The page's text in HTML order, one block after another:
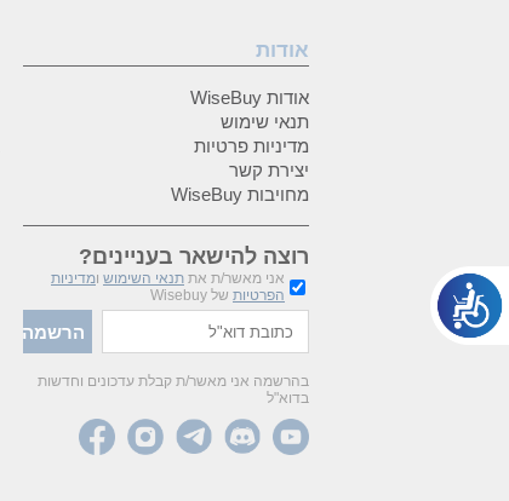
אודות
אודות WiseBuy
תנאי שימוש
מדיניות פרטיות
יצירת קשר
מחויבות WiseBuy
רוצה להישאר בעניינים?
אני מאשר/ת את תנאי השימוש ומדיניות
הפרטיות של Wisebuy
בהרשמה אני מאשר/ת קבלת עדכונים וחדשות
בדוא"ל